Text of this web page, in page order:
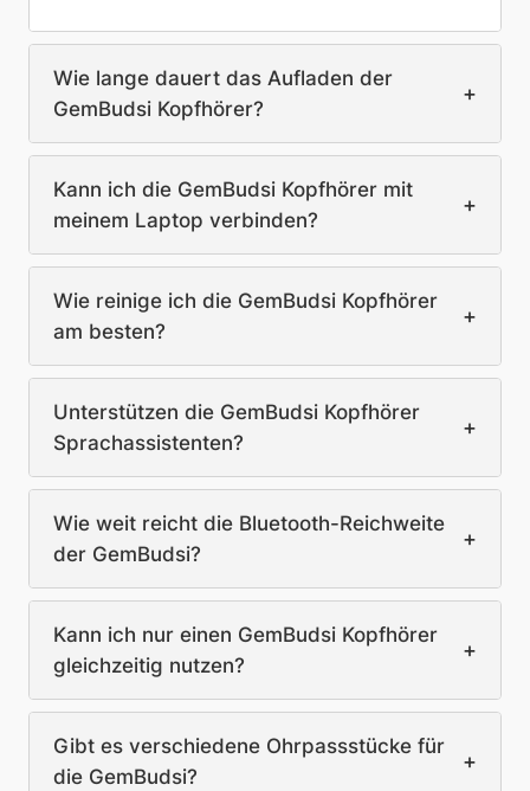
Wie lange dauert das Aufladen der
GemBudsi Kopfhörer?
+
Kann ich die GemBudsi Kopfhörer mit
meinem Laptop verbinden?
+
Wie reinige ich die GemBudsi Kopfhörer
am besten?
+
Unterstützen die GemBudsi Kopfhörer
Sprachassistenten?
+
Wie weit reicht die Bluetooth-Reichweite
der GemBudsi?
+
Kann ich nur einen GemBudsi Kopfhörer
gleichzeitig nutzen?
+
Gibt es verschiedene Ohrpassstücke für
die GemBudsi?
+